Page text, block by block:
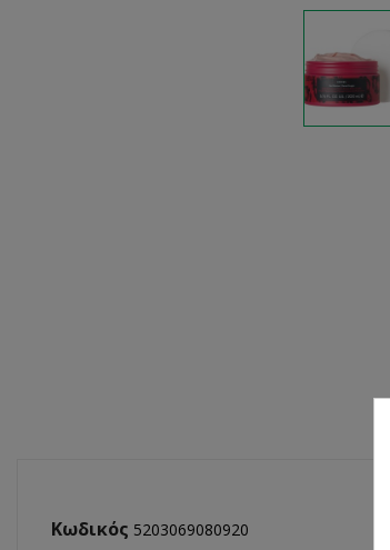
Κωδικός 5203069080920